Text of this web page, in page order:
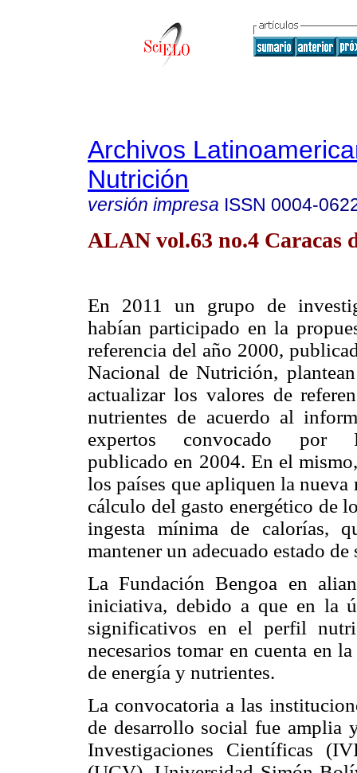
Archivos
Nutrición
versión impresa ISSN 0004-
ALAN vol.63 no.4 Caracas
En 2011 un grupo de
habían participado en la
referencia del año 2000,
Nacional de Nutrición,
actualizar los valores de
nutrientes de acuerdo al
expertos convocado por
publicado en 2004. En el
los países que apliquen la nueva
cálculo del gasto energético de
ingesta mínima de calorías,
mantener un adecuado estado
La Fundación Bengoa en
iniciativa, debido a que en la
significativos en el perfil
necesarios tomar en cuenta en
de energía y nutrientes.
La convocatoria a las
de desarrollo social fue amplia
Investigaciones Científicas